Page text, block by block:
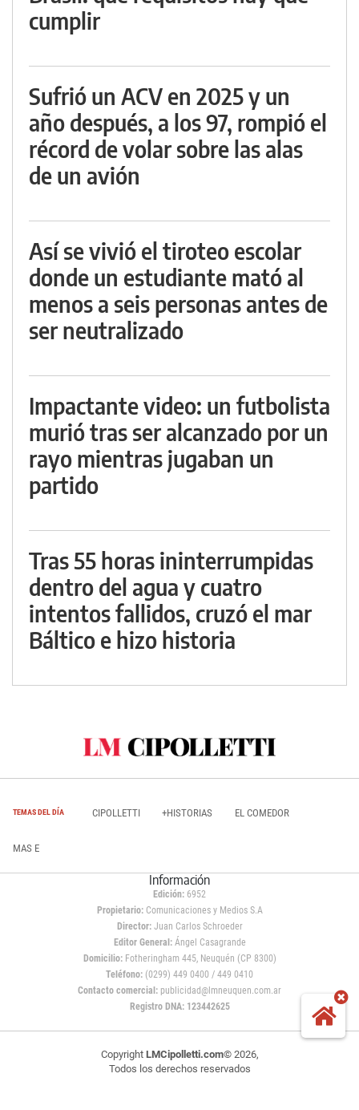
cumplir
Sufrió un ACV en 2025 y un
año después, a los 97, rompió el
récord de volar sobre las alas
de un avión
Así se vivió el tiroteo escolar
donde un estudiante mató al
menos a seis personas antes de
ser neutralizado
Impactante video: un futbolista
murió tras ser alcanzado por un
rayo mientras jugaban un
partido
Tras 55 horas ininterrumpidas
dentro del agua y cuatro
intentos fallidos, cruzó el mar
Báltico e hizo historia
TEMAS DEL DÍA CIPOLLETTI +HISTORIAS EL COMEDOR
MAS E
Información
Edición: 6952
Propietario:Comunicaciones y Medios S.A
Director: Juan Carlos Schroeder
Editor General:Ángel Casagrande
Domicilio:Fotheringham 445, Neuquén (CP 8300)
Teléfono: (0299) 449 0400 / 449 0410
Contacto comercial: publicidad@lmneuquen.com.ar
Registro DNA: 123442625
Copyright LMCipolletti.com© 2026,
Todos los derechos reservados